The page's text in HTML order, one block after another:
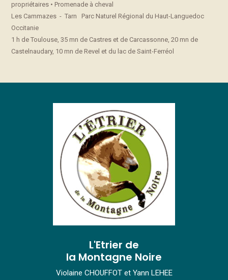
propriétaires • Promenade à cheval
Les Cammazes - Tarn Parc Naturel Régional du Haut-Languedoc
Occitanie
1 h de Toulouse, 35 mn de Castres et de Carcassonne, 20 mn de
Castelnaudary, 10 mn de Revel et du lac de Saint-Ferréol
L'Etrier de
la Montagne Noire
Violaine CHOUFFOT et Yann LEHEE